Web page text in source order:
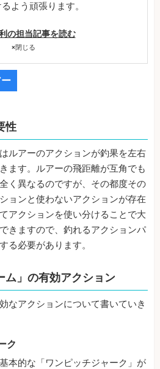
よう頑張ります。
の担当記事を読む
×閉じる
性
ルアーのアクションが釣果を左右
ます。ルアーの飛距離が互角でも
く異なるのですが、その都度その
ョンと使わないアクションが存在
アクションを使い分けることで大
きますので、釣れるアクションパ
る必要があります。
ム」の有効アクション
なアクションについて書いていき
ク
本的な「ワンピッチジャーク」が